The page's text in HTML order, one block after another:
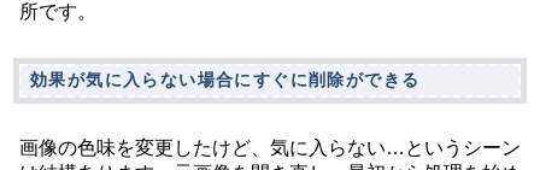
所です。
効果が気に入らない場合にすぐに削除ができる
画像の色味を変更したけど、気に入らない…というシーン